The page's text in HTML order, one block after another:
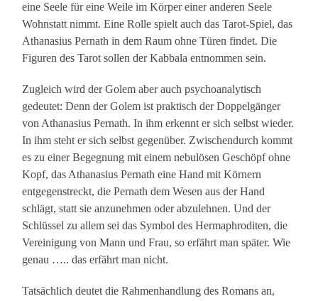
eine Seele für eine Weile im Körper einer anderen Seele
Wohnstatt nimmt. Eine Rolle spielt auch das Tarot-Spiel, das
Athanasius Pernath in dem Raum ohne Türen findet. Die
Figuren des Tarot sollen der Kabbala entnommen sein.
Zugleich wird der Golem aber auch psychoanalytisch
gedeutet: Denn der Golem ist praktisch der Doppelgänger
von Athanasius Pernath. In ihm erkennt er sich selbst wieder.
In ihm steht er sich selbst gegenüber. Zwischendurch kommt
es zu einer Begegnung mit einem nebulösen Geschöpf ohne
Kopf, das Athanasius Pernath eine Hand mit Körnern
entgegenstreckt, die Pernath dem Wesen aus der Hand
schlägt, statt sie anzunehmen oder abzulehnen. Und der
Schlüssel zu allem sei das Symbol des Hermaphroditen, die
Vereinigung von Mann und Frau, so erfährt man später. Wie
genau ….. das erfährt man nicht.
Tatsächlich deutet die Rahmenhandlung des Romans an,